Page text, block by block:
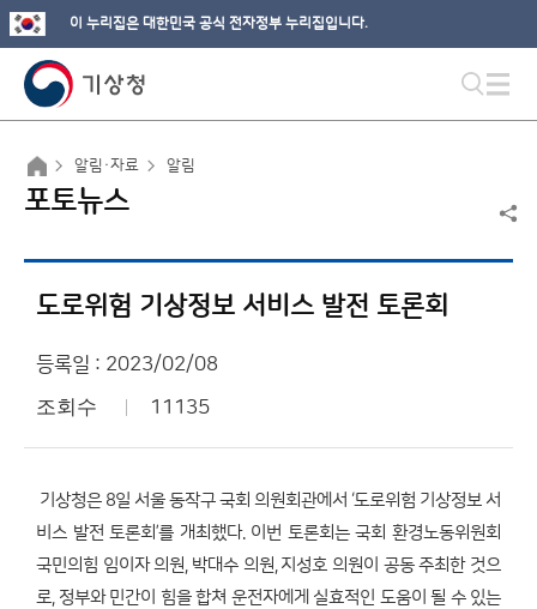
이 누리집은 대한민국 공식 전자정부 누리집입니다.
알림·자료 알림
포토뉴스
도로위험 기상정보 서비스 발전 토론회
등록일 : 2023/02/08
조회수 11135
기상청은 8일 서울 동작구 국회 의원회관에서 ‘도로위험 기상정보 서
비스 발전 토론회’를 개최했다. 이번 토론회는 국회 환경노동위원회
국민의힘 임이자 의원, 박대수 의원, 지성호 의원이 공동 주최한 것으
로, 정부와 민간이 힘을 합쳐 운전자에게 실효적인 도움이 될 수 있는